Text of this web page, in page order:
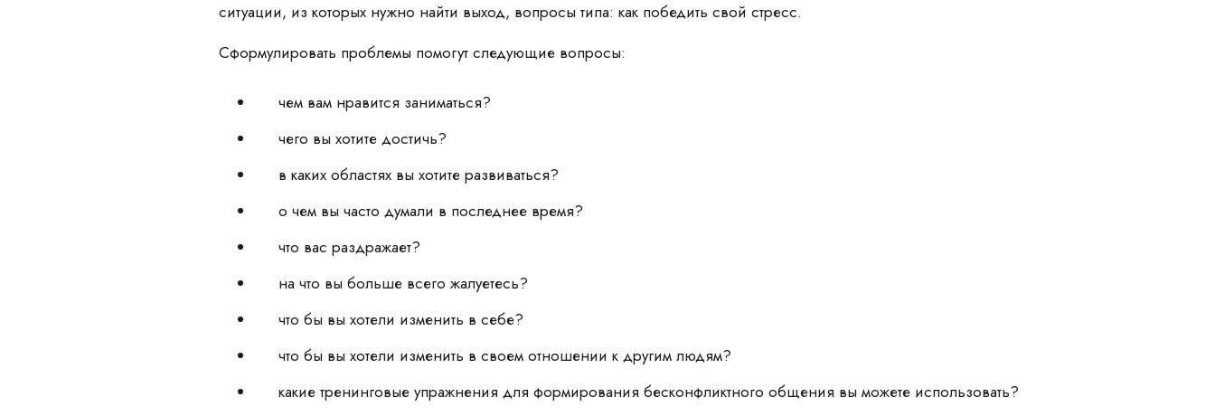
ситуации, из которых нужно найти выход, вопросы типа: как победить свой стресс.
Сформулировать проблемы помогут следующие вопросы:
чем вам нравится заниматься?
чего вы хотите достичь?
в каких областях вы хотите развиваться?
о чем вы часто думали в последнее время?
что вас раздражает?
на что вы больше всего жалуетесь?
что бы вы хотели изменить в себе?
что бы вы хотели изменить в своем отношении к другим людям?
какие тренинговые упражнения для формирования бесконфликтного общения вы можете использовать?